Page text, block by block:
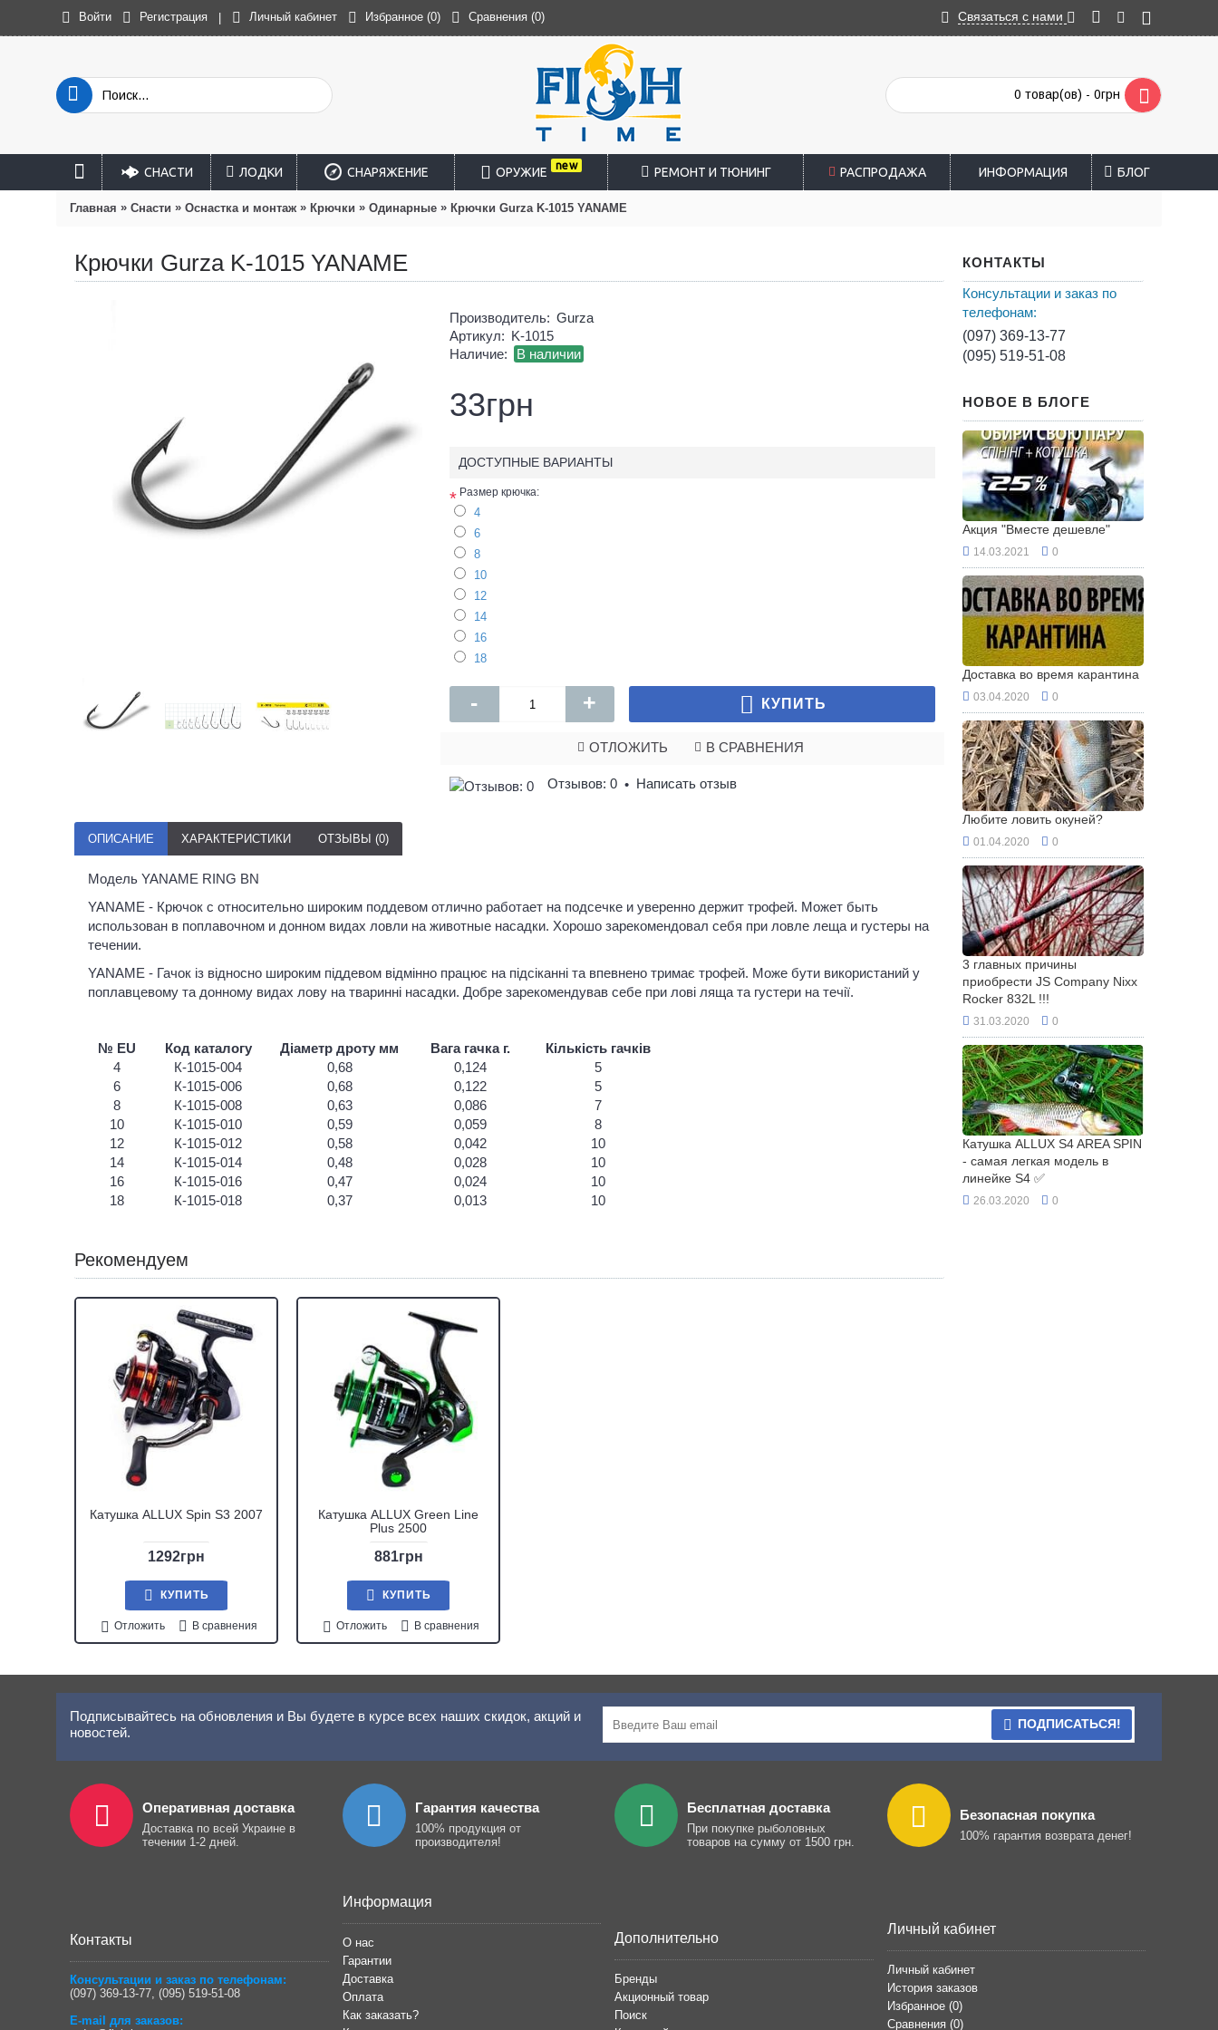
Войти Регистрация Личный кабинет Избранное (0) Сравнения (0) Связаться с нами
0 товар(ов) - 0грн
СНАСТИ ЛОДКИ СНАРЯЖЕНИЕ ОРУЖИЕ new РЕМОНТ И ТЮНИНГ РАСПРОДАЖА ИНФОРМАЦИЯ БЛОГ
Главная » Снасти » Оснастка и монтаж » Крючки » Одинарные » Крючки Gurza K-1015 YANAME
КОНТАКТЫ
Консультации и заказ по
телефонам:
(097) 369-13-77
(095) 519-51-08
НОВОЕ В БЛОГЕ
Акция "Вместе дешевле"
14.03.2021 0
Доставка во время карантина
03.04.2020 0
Любите ловить окуней?
01.04.2020 0
3 главных причины
приобрести JS Company Nixx
Rocker 832L !!!
31.03.2020 0
Катушка ALLUX S4 AREA SPIN
- самая легкая модель в
линейке S4 ✅
26.03.2020 0
Крючки Gurza K-1015 YANAME
Производитель: Gurza
Артикул: K-1015
Наличие:
В наличии
33грн
ДОСТУПНЫЕ ВАРИАНТЫ
* Размер крючка:
4
6
8
10
12
14
16
18
- + КУПИТЬ
ОТЛОЖИТЬ В СРАВНЕНИЯ
Отзывов: 0 • Написать отзыв
ОПИСАНИЕ ХАРАКТЕРИСТИКИ ОТЗЫВЫ (0)
Модель YANAME RING BN
YANAME - Крючок с относительно широким поддевом отлично работает на подсечке и уверенно держит трофей. Может быть
использован в поплавочном и донном видах ловли на животные насадки. Хорошо зарекомендовал себя при ловле леща и густеры на
течении.
YANAME - Гачок із відносно широким піддевом відмінно працює на підсіканні та впевнено тримає трофей. Може бути використаний у
поплавцевому та донному видах лову на тваринні насадки. Добре зарекомендував себе при лові ляща та густери на течії.
№ EU Код каталогу Діаметр дроту мм Вага гачка г.
Кількість гачків
4
К-1015-004 0,68 0,124
5
6
К-1015-006 0,68 0,122
5
8
К-1015-008 0,63 0,086
7
10
К-1015-010 0,59 0,059
8
12
К-1015-012 0,58 0,042
10
14
К-1015-014 0,48 0,028
10
16
К-1015-016 0,47 0,024
10
18
К-1015-018 0,37 0,013 10
Рекомендуем
Катушка ALLUX Spin S3 2007
1292грн
КУПИТЬ
Отложить В сравнения
Катушка ALLUX Green Line
Plus 2500
881грн
КУПИТЬ
Отложить В сравнения
Подписывайтесь на обновления и Вы будете в курсе всех наших скидок, акций и
новостей.
ПОДПИСАТЬСЯ!
Оперативная доставка
Доставка по всей Украине в
течении 1-2 дней.
Гарантия качества
100% продукция от
производителя!
Бесплатная доставка
При покупке рыболовных
товаров на сумму от 1500 грн.
Безопасная покупка
100% гарантия возврата денег!
Контакты
Консультации и заказ по телефонам:
(097) 369-13-77, (095) 519-51-08
E-mail для заказов:
Информация
О нас
Гарантии
Доставка
Оплата
Как заказать?
Дополнительно
Бренды
Акционный товар
Поиск
Личный кабинет
Личный кабинет
История заказов
Избранное (0)
Сравнения (0)